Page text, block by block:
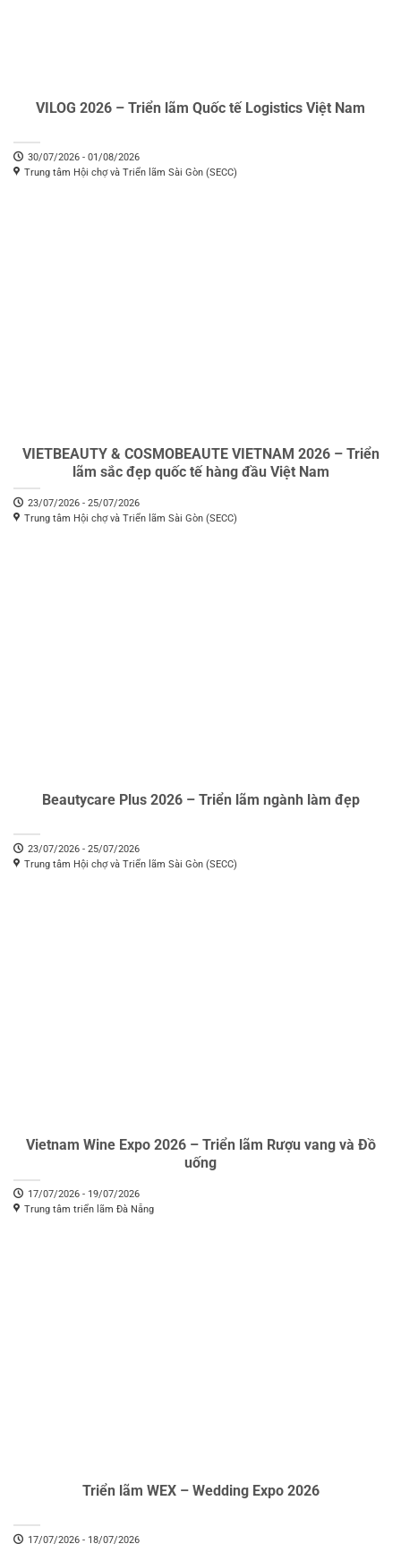
VILOG 2026 – Triển lãm Quốc tế Logistics Việt Nam
30/07/2026 - 01/08/2026
Trung tâm Hội chợ và Triển lãm Sài Gòn (SECC)
VIETBEAUTY & COSMOBEAUTE VIETNAM 2026 – Triển
lãm sắc đẹp quốc tế hàng đầu Việt Nam
23/07/2026 - 25/07/2026
Trung tâm Hội chợ và Triển lãm Sài Gòn (SECC)
Beautycare Plus 2026 – Triển lãm ngành làm đẹp
23/07/2026 - 25/07/2026
Trung tâm Hội chợ và Triển lãm Sài Gòn (SECC)
Vietnam Wine Expo 2026 – Triển lãm Rượu vang và Đồ
uống
17/07/2026 - 19/07/2026
Trung tâm triển lãm Đà Nẵng
Triển lãm WEX – Wedding Expo 2026
17/07/2026 - 18/07/2026